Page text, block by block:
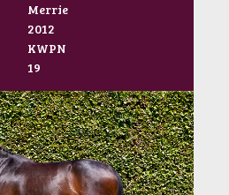
Merrie
2012
KWPN
19